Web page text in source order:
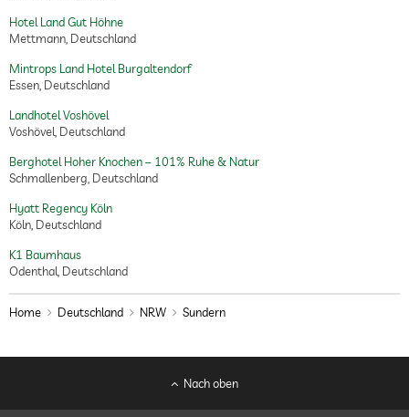
Hotel Land Gut Höhne
Mettmann, Deutschland
Mintrops Land Hotel Burgaltendorf
Essen, Deutschland
Landhotel Voshövel
Voshövel, Deutschland
Berghotel Hoher Knochen – 101% Ruhe & Natur
Schmallenberg, Deutschland
Hyatt Regency Köln
Köln, Deutschland
K1 Baumhaus
Odenthal, Deutschland
Home Deutschland NRW Sundern
Nach oben